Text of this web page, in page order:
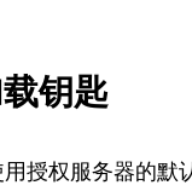
钥匙
授权服务器的默